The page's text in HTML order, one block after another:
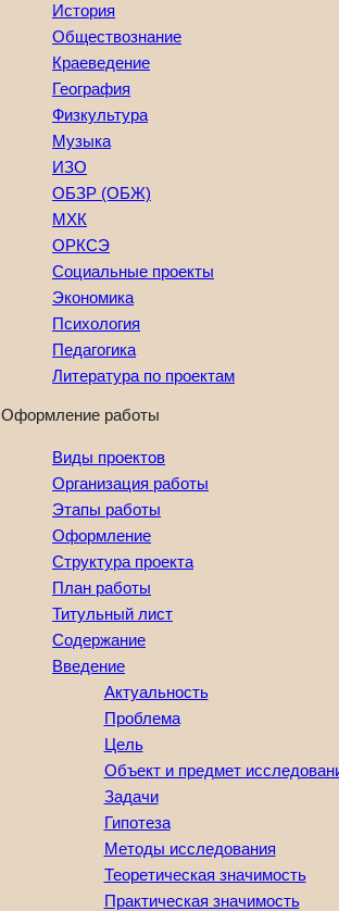
История
Обществознание
Краеведение
География
Физкультура
Музыка
ИЗО
ОБЗР (ОБЖ)
МХК
ОРКСЭ
Социальные проекты
Экономика
Психология
Педагогика
Литература по проектам
Оформление работы
Виды проектов
Организация работы
Этапы работы
Оформление
Структура проекта
План работы
Титульный лист
Содержание
Введение
Актуальность
Проблема
Цель
Объект и предмет
Задачи
Гипотеза
Методы исследования
Теоретическая значимость
Практическая значимость